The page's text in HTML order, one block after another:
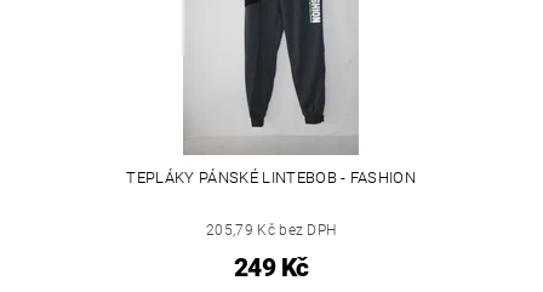
TEPLÁKY PÁNSKÉ LINTEBOB - FASHION
205,79 Kč bez DPH
249 Kč